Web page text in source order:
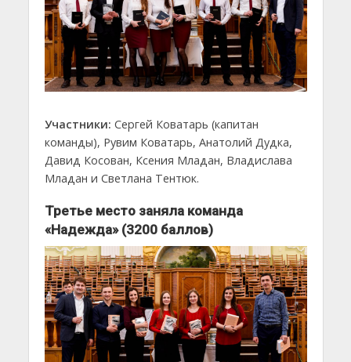
Участники: Сергей Коватарь (капитан
команды), Рувим Коватарь, Анатолий Дудка,
Давид Косован, Ксения Младан, Владислава
Младан и Светлана Тентюк.
Третье место заняла команда
«Надежда» (3200 баллов)